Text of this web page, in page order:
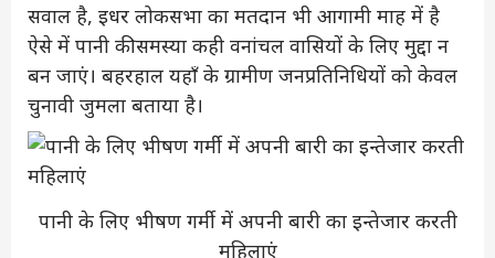
सवाल है, इधर लोकसभा का मतदान भी आगामी माह में है
ऐसे में पानी की समस्या कही वनांचल वासियों के लिए मुद्दा न
बन जाएं। बहरहाल यहाँ के ग्रामीण जनप्रतिनिधियों को केवल
चुनावी जुमला बताया है।
पानी के लिए भीषण गर्मी में अपनी बारी का इन्तेजार करती
महिलाएं